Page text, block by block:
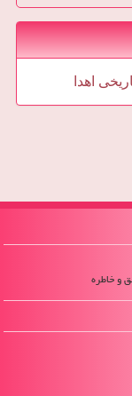
اهدا
و خاطره